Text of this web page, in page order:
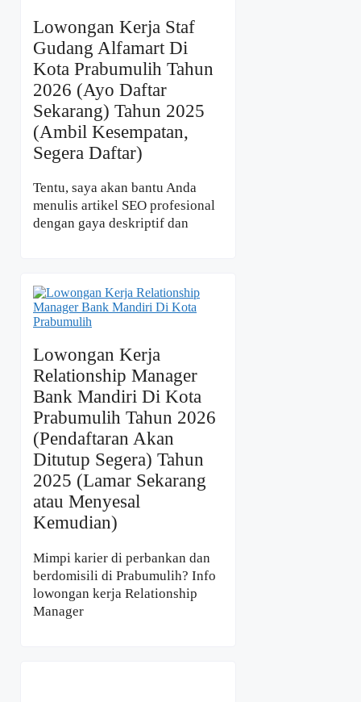
Lowongan Kerja Staf
Gudang Alfamart Di
Kota Prabumulih Tahun
2026 (Ayo Daftar
Sekarang) Tahun 2025
(Ambil Kesempatan,
Segera Daftar)
Tentu, saya akan bantu Anda
menulis artikel SEO profesional
dengan gaya deskriptif dan
Lowongan Kerja
Relationship Manager
Bank Mandiri Di Kota
Prabumulih Tahun 2026
(Pendaftaran Akan
Ditutup Segera) Tahun
2025 (Lamar Sekarang
atau Menyesal
Kemudian)
Mimpi karier di perbankan dan
berdomisili di Prabumulih? Info
lowongan kerja Relationship
Manager